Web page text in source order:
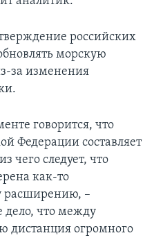
российских
морскую
за изменения
говорится, что
Федерации составляет
чего следует, что
как-то
расширению, –
дело, что между
дистанция огромного